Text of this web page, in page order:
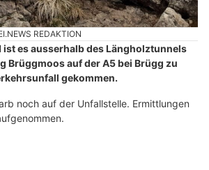
REDAKTION
es ausserhalb des Längholztunnels
Brüggmoos auf der A5 bei Brügg zu
gekommen.
noch auf der Unfallstelle. Ermittlungen